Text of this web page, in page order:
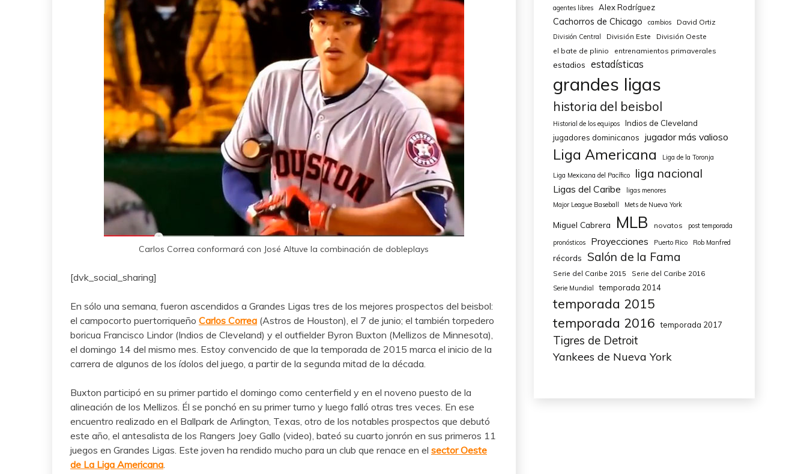
Carlos Correa conformará con José Altuve la combinación de dobleplays
[dvk_social_sharing]
En sólo una semana, fueron ascendidos a Grandes Ligas tres de los mejores prospectos del beisbol:
el campocorto puertorriqueño Carlos Correa (Astros de Houston), el 7 de junio; el también torpedero
boricua Francisco Lindor (Indios de Cleveland) y el outfielder Byron Buxton (Mellizos de Minnesota),
el domingo 14 del mismo mes. Estoy convencido de que la temporada de 2015 marca el inicio de la
carrera de algunos de los ídolos del juego, a partir de la segunda mitad de la década.
Buxton participó en su primer partido el domingo como centerfield y en el noveno puesto de la
alineación de los Mellizos. Él se ponchó en su primer turno y luego falló otras tres veces. En ese
encuentro realizado en el Ballpark de Arlington, Texas, otro de los notables prospectos que debutó
este año, el antesalista de los Rangers Joey Gallo (video), bateó su cuarto jonrón en sus primeros 11
juegos en Grandes Ligas. Este joven ha rendido mucho para un club que renace en el sector Oeste
de La Liga Americana.
agentes libres Alex Rodríguez
Cachorros de Chicago cambios David Ortiz
División Central División Este
División Oeste
el bate de plinio
entrenamientos primaverales
estadios estadísticas
grandes ligas
historia del beisbol
Historial de los equipos
Indios de Cleveland
jugadores dominicanos
jugador más valioso
Liga Americana Liga de la Toronja
Liga Mexicana del Pacífico liga nacional
Ligas del Caribe
ligas menores
Major League Baseball
Mets de Nueva York
Miguel Cabrera MLB novatos
post temporada
pronósticos
Proyecciones Puerto Rico Rob Manfred
récords Salón de la Fama
Serie del Caribe 2015 Serie del Caribe 2016
Serie Mundial temporada 2014
temporada 2015
temporada 2016
temporada 2017
Tigres de Detroit
Yankees de Nueva York